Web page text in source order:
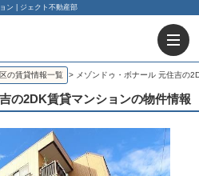
ン | ジェクト不動産部
の賃貸情報一覧 > メゾンドゥ・ボナール 元住吉の
の2DK賃貸マンションの物件情報